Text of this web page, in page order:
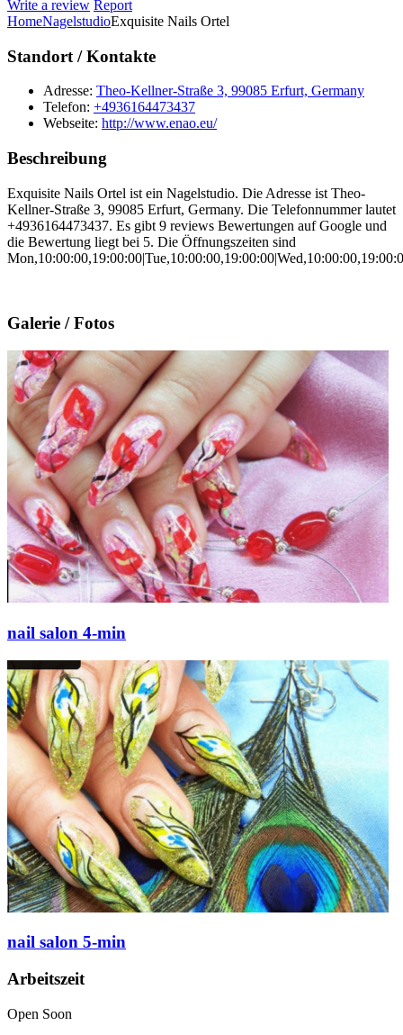
Write a review Report
HomeNagelstudioExquisite Nails Ortel
Standort / Kontakte
Adresse: Theo-Kellner-Straße 3, 99085 Erfurt, Germany
Telefon: +4936164473437
Webseite: http://www.enao.eu/
Beschreibung
Exquisite Nails Ortel ist ein Nagelstudio. Die Adresse ist Theo-
Kellner-Straße 3, 99085 Erfurt, Germany. Die Telefonnummer lautet
+4936164473437. Es gibt 9 reviews Bewertungen auf Google und
die Bewertung liegt bei 5. Die Öffnungszeiten sind
Galerie / Fotos
nail salon 4-min
nail salon 5-min
Arbeitszeit
Open Soon